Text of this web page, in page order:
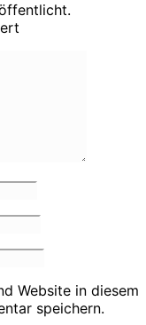
Website in diesem
speichern.